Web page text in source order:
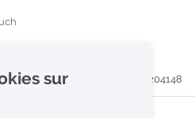
#204148
sur